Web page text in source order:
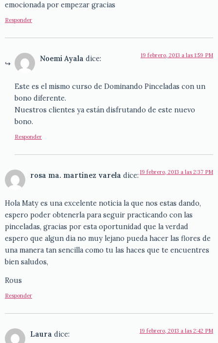
emocionada por empezar gracias
Responder
Noemi Ayala dice: 19 febrero, 2013 a las 1:59 PM
Este es el mismo curso de Dominando Pinceladas con un
bono diferente.
Nuestros clientes ya están disfrutando de este nuevo
bono.
Responder
rosa ma. martinez varela dice: 19 febrero, 2013 a las 2:37 PM
Hola Maty es una excelente noticia la que nos estas dando,
espero poder obtenerla para seguir practicando con las
pinceladas, gracias por esta oportunidad que la verdad
espero que algun dia no muy lejano pueda hacer las flores de
una manera tan sencilla como tu las haces que te encuentres
bien saludos,
Rous
Responder
Laura dice: 19 febrero, 2013 a las 2:42 PM